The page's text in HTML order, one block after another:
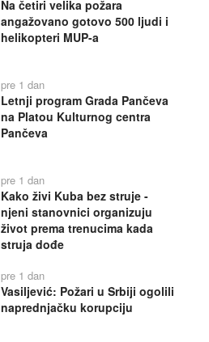
Na četiri velika požara
angažovano gotovo 500 ljudi i
helikopteri MUP-a
pre 1 dan
Letnji program Grada Pančeva
na Platou Kulturnog centra
Pančeva
pre 1 dan
Kako živi Kuba bez struje -
njeni stanovnici organizuju
život prema trenucima kada
struja dođe
pre 1 dan
Vasiljević: Požari u Srbiji ogolili
naprednjačku korupciju